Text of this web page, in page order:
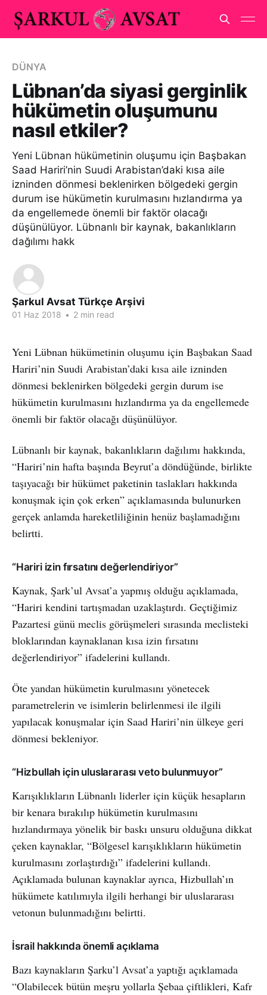
DÜNYA
Lübnan’da siyasi gerginlik
hükümetin oluşumunu
nasıl etkiler?
Yeni Lübnan hükümetinin oluşumu için Başbakan
Saad Hariri’nin Suudi Arabistan’daki kısa aile
izninden dönmesi beklenirken bölgedeki gergin
durum ise hükümetin kurulmasını hızlandırma ya
da engellemede önemli bir faktör olacağı
düşünülüyor. Lübnanlı bir kaynak, bakanlıkların
dağılımı hakk
Şarkul Avsat Türkçe Arşivi
01 Haz 2018 • 2 min read
Yeni Lübnan hükümetinin oluşumu için Başbakan Saad
Hariri’nin Suudi Arabistan’daki kısa aile izninden
dönmesi beklenirken bölgedeki gergin durum ise
hükümetin kurulmasını hızlandırma ya da engellemede
önemli bir faktör olacağı düşünülüyor.
Lübnanlı bir kaynak, bakanlıkların dağılımı hakkında,
“Hariri’nin hafta başında Beyrut’a döndüğünde, birlikte
taşıyacağı bir hükümet paketinin taslakları hakkında
konuşmak için çok erken” açıklamasında bulunurken
gerçek anlamda hareketliliğinin henüz başlamadığını
belirtti.
“Hariri izin fırsatını değerlendiriyor”
Kaynak, Şark’ul Avsat’a yapmış olduğu açıklamada,
“Hariri kendini tartışmadan uzaklaştırdı. Geçtiğimiz
Pazartesi günü meclis görüşmeleri sırasında meclisteki
bloklarından kaynaklanan kısa izin fırsatını
değerlendiriyor” ifadelerini kullandı.
Öte yandan hükümetin kurulmasını yönetecek
parametrelerin ve isimlerin belirlenmesi ile ilgili
yapılacak konuşmalar için Saad Hariri’nin ülkeye geri
dönmesi bekleniyor.
“Hizbullah için uluslararası veto bulunmuyor”
Karışıklıkların Lübnanlı liderler için küçük hesapların
bir kenara bırakılıp hükümetin kurulmasını
hızlandırmaya yönelik bir baskı unsuru olduğuna dikkat
çeken kaynaklar, “Bölgesel karışıklıkların hükümetin
kurulmasını zorlaştırdığı” ifadelerini kullandı.
Açıklamada bulunan kaynaklar ayrıca, Hizbullah’ın
hükümete katılımıyla ilgili herhangi bir uluslararası
vetonun bulunmadığını belirtti.
İsrail hakkında önemli açıklama
Bazı kaynakların Şarku’l Avsat’a yaptığı açıklamada
“Olabilecek bütün meşru yollarla Şebaa çiftlikleri, Kafr